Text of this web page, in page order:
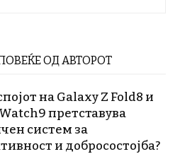
ОД АВТОРОТ
на Galaxy Z Fold8 и
претставува
систем за
и добросостојба?